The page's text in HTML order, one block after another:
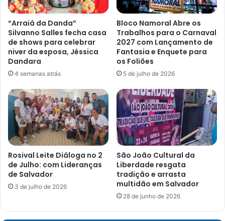
com
anos
ou
mais,
e
trabalhadores
saúde.
“Arraiá da Danda”
Silvanno Salles fecha casa
de shows para celebrar
niver da esposa, Jéssica
Dandara
4 semanas atrás
Bloco Namoral Abre os
Trabalhos para o Carnaval
2027 com Lançamento de
Fantasia e Enquete para
os Foliões
5 de julho de 2026
Rosival Leite Diáloga no 2
de Julho: com Lideranças
de Salvador
3 de julho de 2026
São João Cultural da
Liberdade resgata
tradição e arrasta
multidão em Salvador
28 de junho de 2026